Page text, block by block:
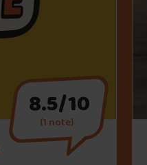
8.5/10
(1 note)